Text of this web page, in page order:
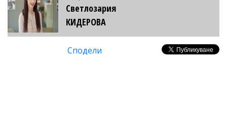
Светлозария
КИДЕРОВА
Сподели